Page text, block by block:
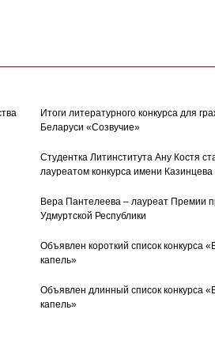
Итоги литературного конкурса для
Беларуси «Созвучие»
Студентка Литинститута Ану Костя
лауреатом конкурса имени Казинцева
Вера Пантелеева – лауреат Премии
Удмуртской Республики
Объявлен короткий список конкурса
капель»
Объявлен длинный список конкурса
капель»